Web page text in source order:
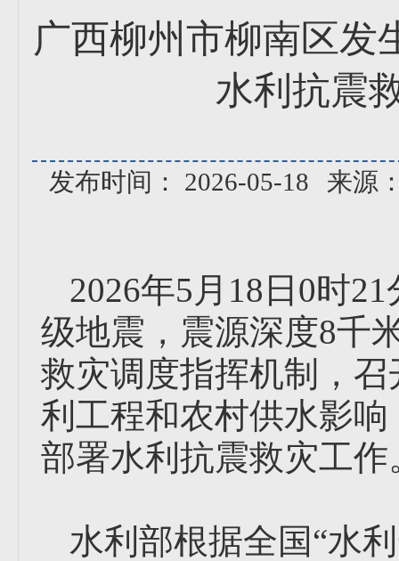
广西柳州市柳南区发
水利抗震
发布时间： 2026-05-18 来源
2026年5月18日0时
级地震，震源深度8千
救灾调度指挥机制，
利工程和农村供水影
部署水利抗震救灾工作
水利部根据全国“水